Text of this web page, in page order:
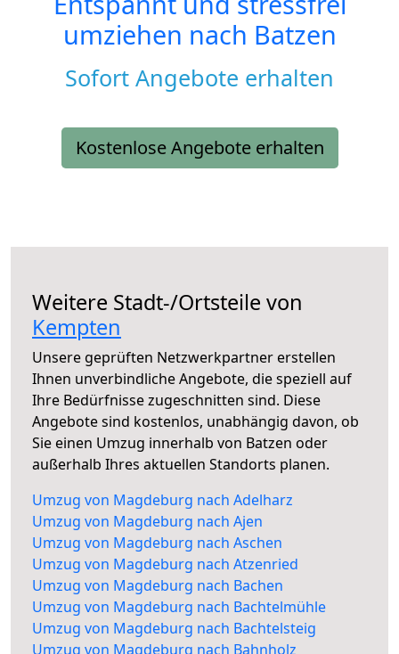
umziehen nach Batzen
Sofort Angebote erhalten
Kostenlose Angebote erhalten
Weitere Stadt-/Ortsteile von
Kempten
Unsere geprüften Netzwerkpartner erstellen
Ihnen unverbindliche Angebote, die speziell auf
Ihre Bedürfnisse zugeschnitten sind. Diese
Angebote sind kostenlos, unabhängig davon, ob
Sie einen Umzug innerhalb von Batzen oder
außerhalb Ihres aktuellen Standorts planen.
Umzug von Magdeburg nach Adelharz
Umzug von Magdeburg nach Ajen
Umzug von Magdeburg nach Aschen
Umzug von Magdeburg nach Atzenried
Umzug von Magdeburg nach Bachen
Umzug von Magdeburg nach Bachtelmühle
Umzug von Magdeburg nach Bachtelsteig
Umzug von Magdeburg nach Bahnholz